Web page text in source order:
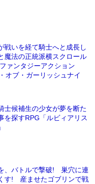
戦いを経て騎士へと成長し
魔法の正統派横スクロール
ァンタジーアクション
オブ・ガーリッシュナイ
士候補生の少女が夢を断た
を探すRPG「ルビィアリス
、バトルで撃破! 巣穴に連
す! 産ませたゴブリンで戦